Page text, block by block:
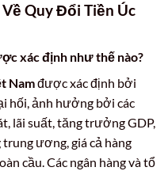
Quy Đổi Tiền Úc
xác định như thế nào?
Namđược xác định bởi
hối, ảnh hưởng bởi các
lãi suất, tăng trưởng GDP,
ương, giá cả hàng
cầu. Các ngân hàng và tổ